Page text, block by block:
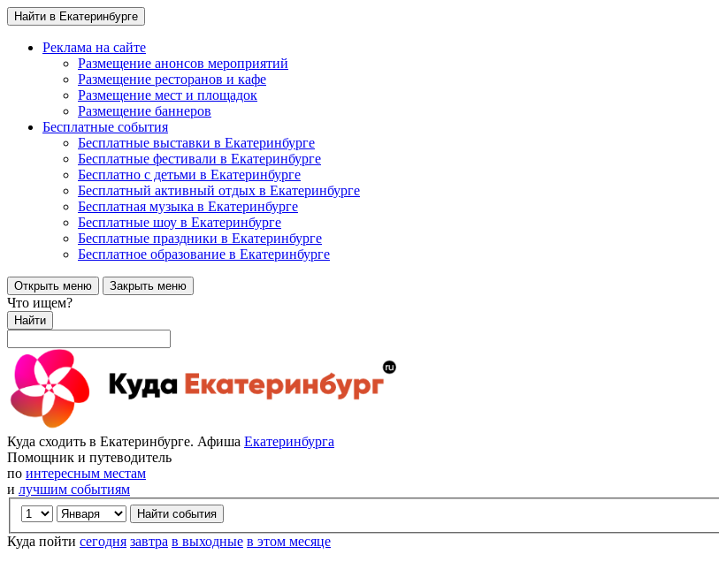
Найти в Екатеринбурге
Реклама на сайте
Размещение анонсов мероприятий
Размещение ресторанов и кафе
Размещение мест и площадок
Размещение баннеров
Бесплатные события
Бесплатные выставки в Екатеринбурге
Бесплатные фестивали в Екатеринбурге
Бесплатно с детьми в Екатеринбурге
Бесплатный активный отдых в Екатеринбурге
Бесплатная музыка в Екатеринбурге
Бесплатные шоу в Екатеринбурге
Бесплатные праздники в Екатеринбурге
Бесплатное образование в Екатеринбурге
Открыть меню Закрыть меню
Что ищем?
Найти
Куда сходить в Екатеринбурге. Афиша Екатеринбурга
Помощник и путеводитель
по интересным местам
и лучшим событиям
Куда пойти сегодня завтра в выходные в этом месяце